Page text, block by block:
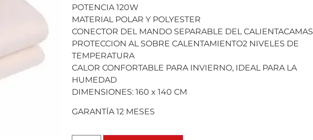
POTENCIA 120W
MATERIAL POLAR Y POLYESTER
CONECTOR DEL MANDO SEPARABLE DEL CALIENTACAMAS
PROTECCION AL SOBRE CALENTAMIENTO2 NIVELES DE
TEMPERATURA
CALOR CONFORTABLE PARA INVIERNO, IDEAL PARA LA
HUMEDAD
DIMENSIONES: 160 x 140 CM
GARANTÍA 12 MESES